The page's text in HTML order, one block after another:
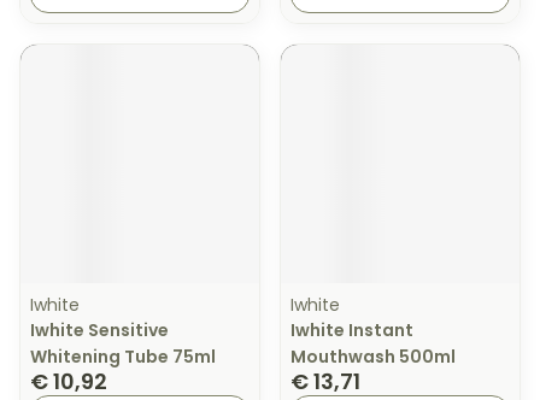
Iwhite
Iwhite Sensitive
Whitening Tube 75ml
€ 10,92
Iwhite
Iwhite Instant
Mouthwash 500ml
€ 13,71